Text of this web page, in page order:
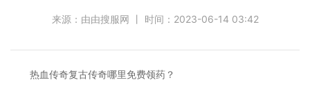
来源：由由搜服网 丨 时间：2023-06-14 03:42
热血传奇复古传奇哪里免费领药？